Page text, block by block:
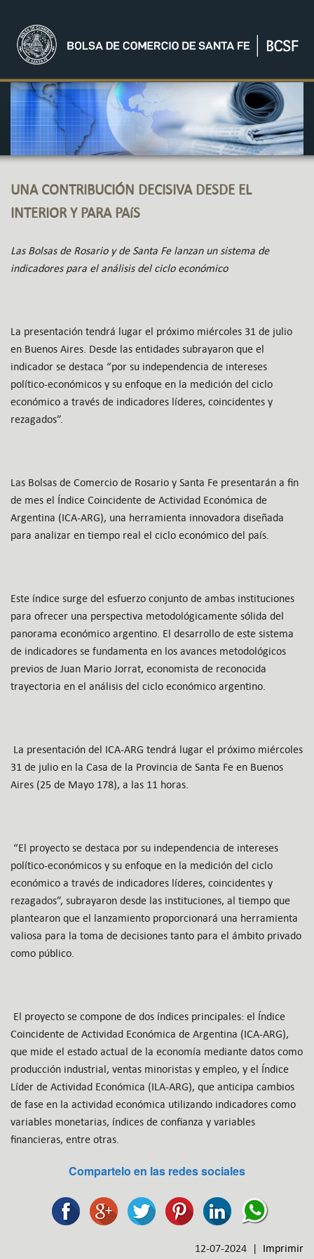
UNA CONTRIBUCIÓN DECISIVA DESDE EL
INTERIOR Y PARA PAíS
Las Bolsas de Rosario y de Santa Fe lanzan un sistema de
indicadores para el análisis del ciclo económico
La presentación tendrá lugar el próximo miércoles 31 de julio
en Buenos Aires. Desde las entidades subrayaron que el
indicador se destaca “por su independencia de intereses
político-económicos y su enfoque en la medición del ciclo
económico a través de indicadores líderes, coincidentes y
rezagados”.
Las Bolsas de Comercio de Rosario y Santa Fe presentarán a fin
de mes el Índice Coincidente de Actividad Económica de
Argentina (ICA-ARG), una herramienta innovadora diseñada
para analizar en tiempo real el ciclo económico del país.
Este índice surge del esfuerzo conjunto de ambas instituciones
para ofrecer una perspectiva metodológicamente sólida del
panorama económico argentino. El desarrollo de este sistema
de indicadores se fundamenta en los avances metodológicos
previos de Juan Mario Jorrat, economista de reconocida
trayectoria en el análisis del ciclo económico argentino.
La presentación del ICA-ARG tendrá lugar el próximo miércoles
31 de julio en la Casa de la Provincia de Santa Fe en Buenos
Aires (25 de Mayo 178), a las 11 horas.
“El proyecto se destaca por su independencia de intereses
político-económicos y su enfoque en la medición del ciclo
económico a través de indicadores líderes, coincidentes y
rezagados”, subrayaron desde las instituciones, al tiempo que
plantearon que el lanzamiento proporcionará una herramienta
valiosa para la toma de decisiones tanto para el ámbito privado
como público.
El proyecto se compone de dos índices principales: el Índice
Coincidente de Actividad Económica de Argentina (ICA-ARG),
que mide el estado actual de la economía mediante datos como
producción industrial, ventas minoristas y empleo, y el Índice
Líder de Actividad Económica (ILA-ARG), que anticipa cambios
de fase en la actividad económica utilizando indicadores como
variables monetarias, índices de confianza y variables
financieras, entre otras.
Compartelo en las redes sociales
12-07-2024 | Imprimir